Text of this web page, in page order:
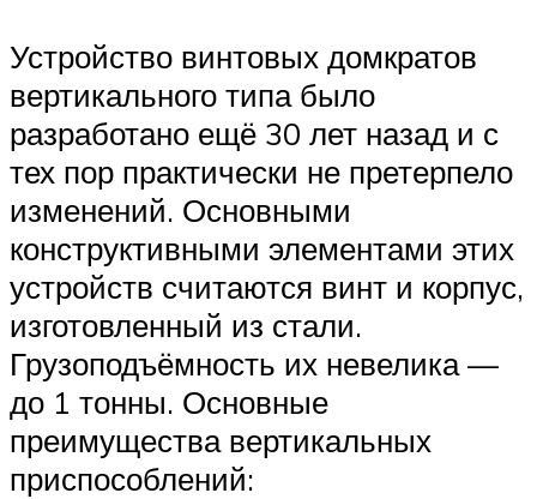
Устройство винтовых домкратов
вертикального типа было
разработано ещё 30 лет назад и с
тех пор практически не претерпело
изменений. Основными
конструктивными элементами этих
устройств считаются винт и корпус,
изготовленный из стали.
Грузоподъёмность их невелика —
до 1 тонны. Основные
преимущества вертикальных
приспособлений: